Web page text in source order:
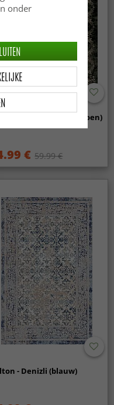
- Taknis (donkergroen)
€ 59.99 €
- Denizli (blauw)
onder